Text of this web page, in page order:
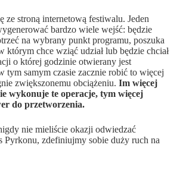
ze stroną internetową festiwalu. Jeden
bardzo wiele wejść: będzie
na wybrany punkt programu, poszuka
którym chce wziąć udział lub będzie chciał
o której godzinie otwierany jest
tym samym czasie zacznie robić to więcej
zwiększonemu obciążeniu. Im więcej
wykonuje te operacje, tym więcej
do przetworzenia.
nie mieliście okazji odwiedzać
Pyrkonu, zdefiniujmy sobie duży ruch na